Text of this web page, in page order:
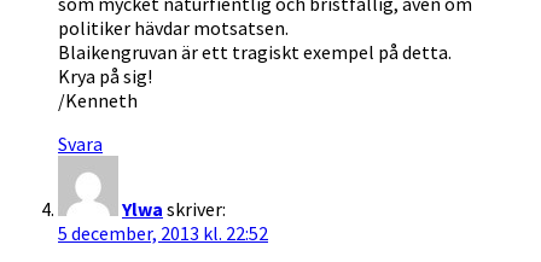
politiker hävdar motsatsen.
Blaikengruvan är ett tragiskt exempel på detta.
Krya på sig!
/Kenneth
Svara
Ylwa skriver:
5 december, 2013 kl. 22:52